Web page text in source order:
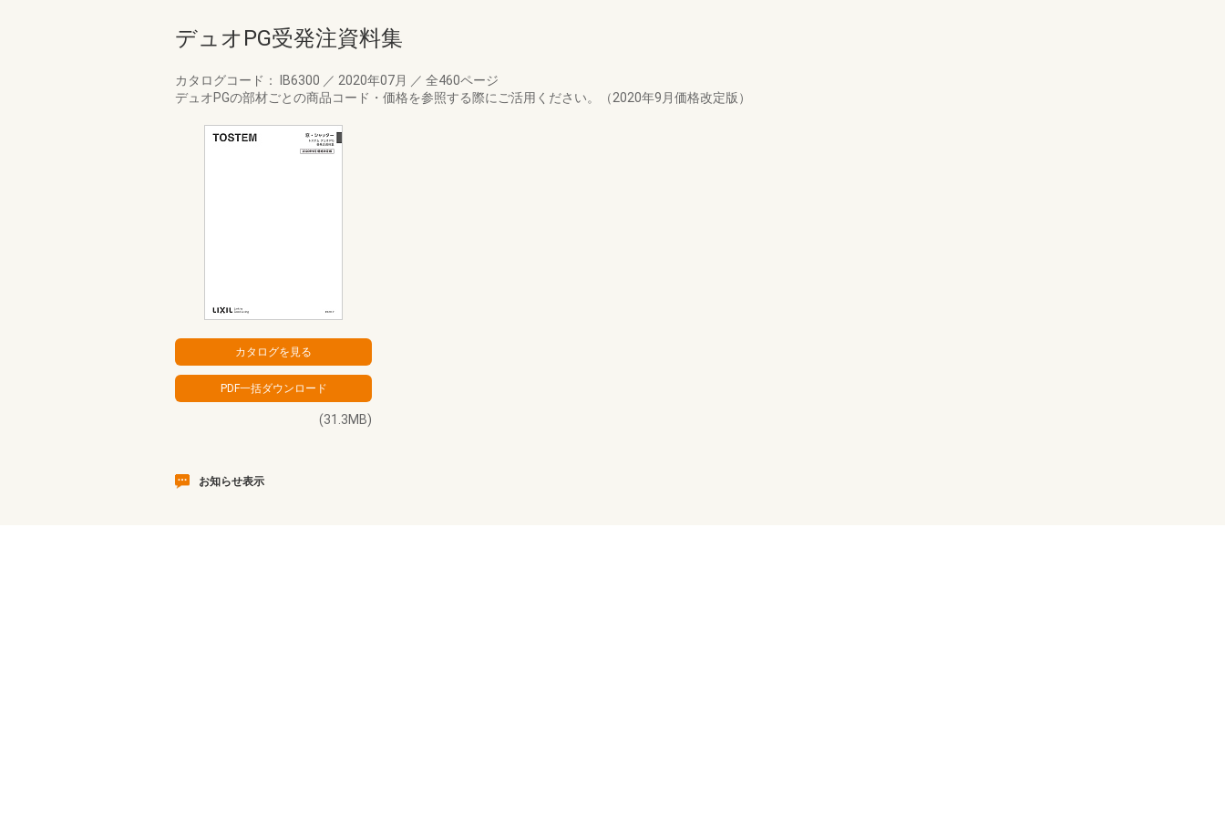
デュオPG受発注資料集
カタログコード： IB6300 ／ 2020年07月 ／ 全460ページ
デュオPGの部材ごとの商品コード・価格を参照する際にご活用ください。（2020年9月価格改定版）
(31.3MB)
お知らせ表示